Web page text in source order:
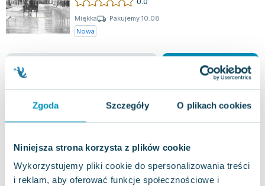
Zgoda Szczegóły O plikach cookies
Niniejsza strona korzysta z plików cookie
Wykorzystujemy pliki cookie do spersonalizowania treści
i reklam, aby oferować funkcje społecznościowe i
Miękka
Pakujemy 10.08
Nowa